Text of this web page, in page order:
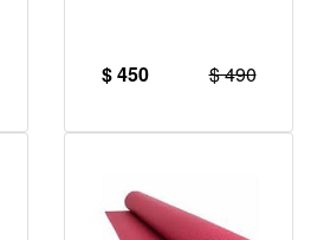
$ 450 $ 490